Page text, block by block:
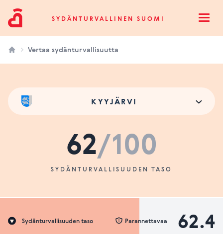
Sydänturvallinen SuomiSYDÄNTURVALLINEN SUOMI
Vertaa sydänturvallisuutta
KYYJÄRVI
62/100
SYDÄNTURVALLISUUDEN TASO
Sydänturvallisuuden taso 62.4
Parannettavaa